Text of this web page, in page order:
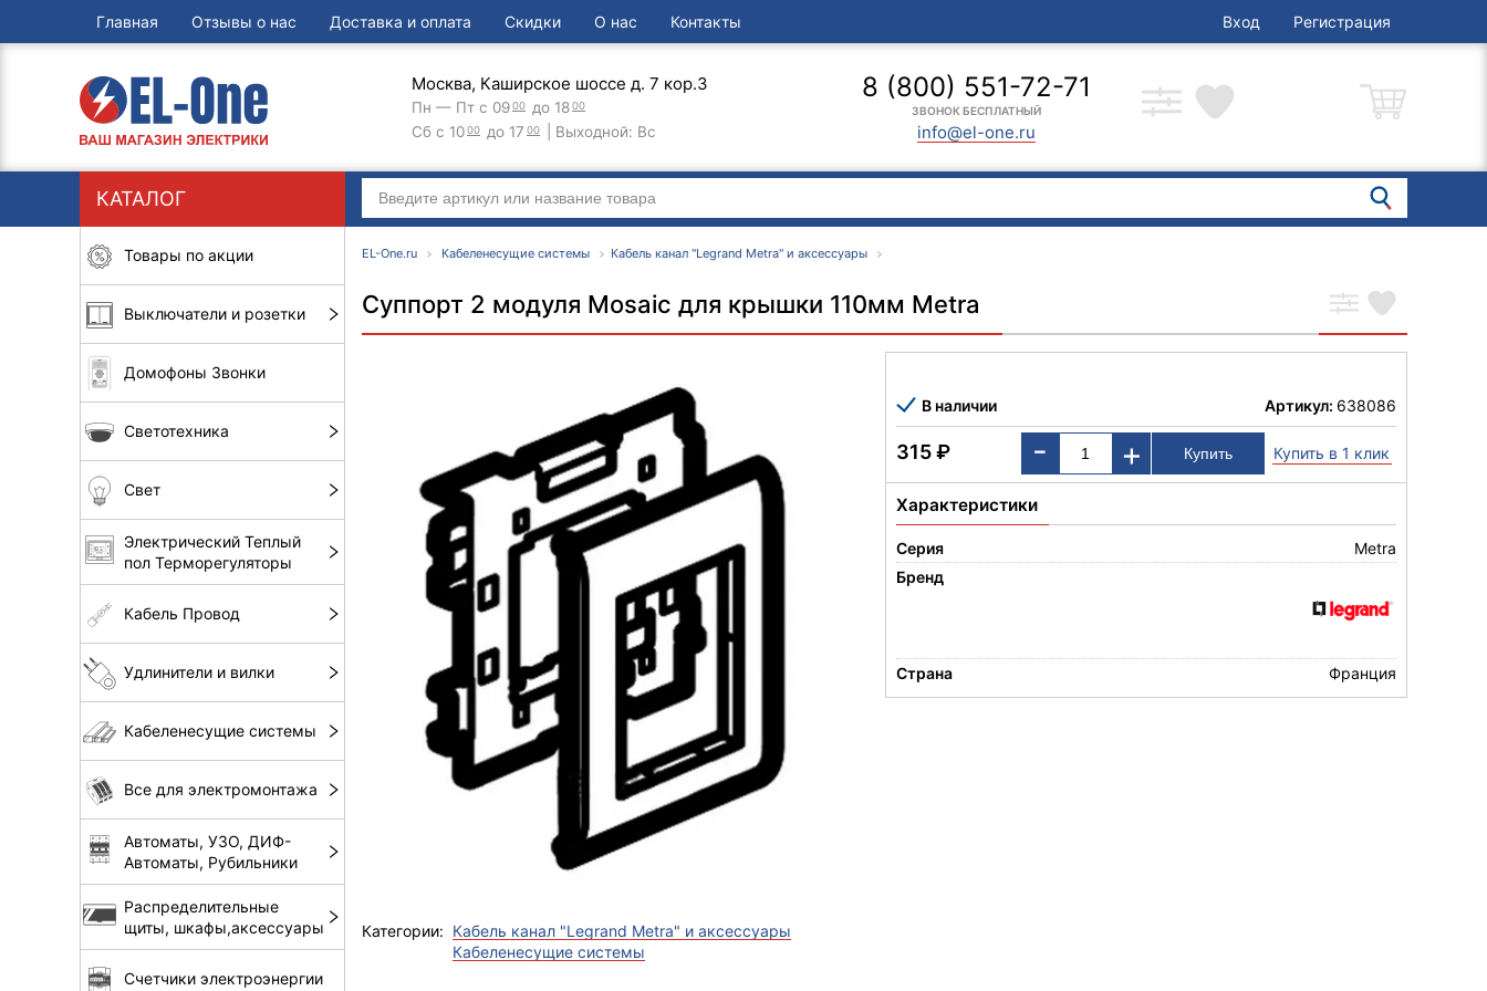
Главная Отзывы о нас Доставка и оплата Скидки О нас Контакты Вход Регистрация
Москва, Каширское шоссе д. 7 кор.3
Пн — Пт с 0900 до 1800
Сб с 1000 до 17 00 | Выходной: Вс
8 (800) 551-72-71
ЗВОНОК БЕСПЛАТНЫЙ
info@el-one.ru
КАТАЛОГ
Товары по акции
Выключатели и розетки
Домофоны Звонки
Светотехника
Свет
Электрический Теплый
пол Терморегуляторы
Кабель Провод
Удлинители и вилки
Кабеленесущие системы
Все для электромонтажа
Автоматы, УЗО, ДИФ-
Автоматы, Рубильники
Распределительные
щиты, шкафы,аксессуары
Счетчики электроэнергии
EL-One.ru Кабеленесущие системы Кабель канал "Legrand Metra" и аксессуары
Суппорт 2 модуля Mosaic для крышки 110мм Metra
Категории: Кабель канал "Legrand Metra" и аксессуары
Кабеленесущие системы
В наличии Артикул: 638086
315₽ - + Купить в 1 клик
Характеристики
Серия
Metra
Бренд
Страна Франция